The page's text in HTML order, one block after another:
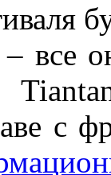
все
с